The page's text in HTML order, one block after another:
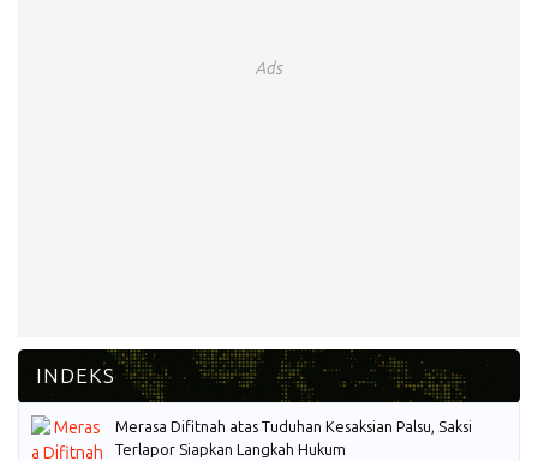
Ads
Merasa Difitnah atas Tuduhan Kesaksian Palsu, Saksi
Terlapor Siapkan Langkah Hukum